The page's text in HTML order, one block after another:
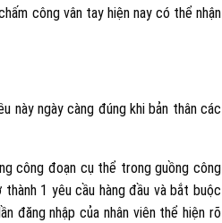
công vân tay hiện nay có thể nhận
này ngày càng đúng khi bản thân các
công đoạn cụ thể trong guồng công
1 yêu cầu hàng đầu và bắt buộc
đăng nhập của nhân viên thể hiện rõ